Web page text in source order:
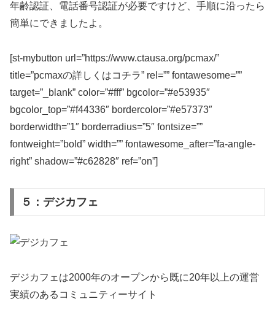
年齢認証、電話番号認証が必要ですけど、手順に沿ったら
簡単にできましたよ。
[st-mybutton url=”https://www.ctausa.org/pcmax/”
title=”pcmaxの詳しくはコチラ” rel=”” fontawesome=””
target=”_blank” color=”#fff” bgcolor=”#e53935″
bgcolor_top=”#f44336″ bordercolor=”#e57373″
borderwidth=”1″ borderradius=”5″ fontsize=””
fontweight=”bold” width=”” fontawesome_after=”fa-angle-
right” shadow=”#c62828″ ref=”on”]
５：デジカフェ
デジカフェは2000年のオープンから既に20年以上の運営
実績のあるコミュニティーサイト